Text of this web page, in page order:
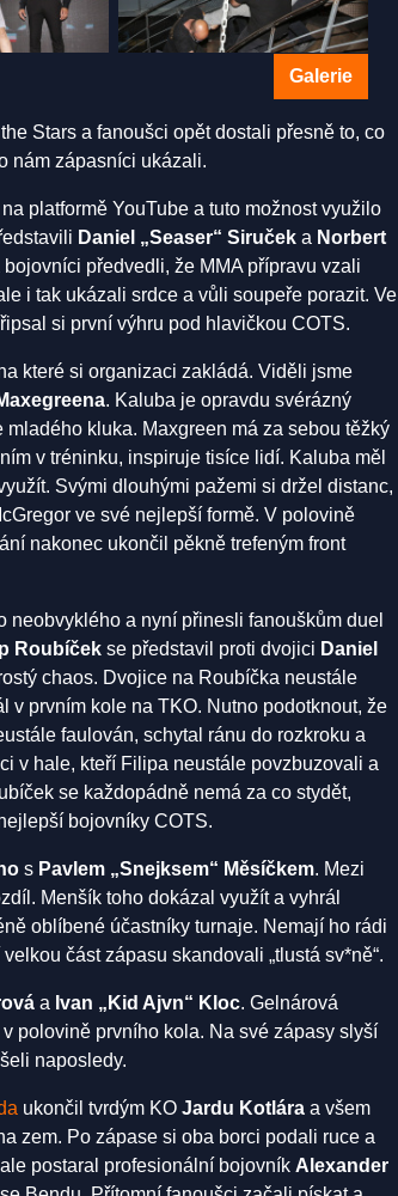
Galerie
Stars a fanoušci opět dostali přesně to, co
nám zápasníci ukázali.
platformě YouTube a tuto možnost využilo
Daniel „Seaser“ Siruček a Norbert
předvedli, že MMA přípravu vzali
i tak ukázali srdce a vůli soupeře porazit. Ve
si první výhru pod hlavičkou COTS.
které si organizaci zakládá. Viděli jsme
. Kaluba je opravdu svérázný
kluka. Maxgreen má za sebou těžký
v tréninku, inspiruje tisíce lidí. Kaluba měl
Svými dlouhými pažemi si držel distanc,
ve své nejlepší formě. V polovině
nakonec ukončil pěkně trefeným front
neobvyklého a nyní přinesli fanouškům duel
Roubíček se představil proti dvojici Daniel
chaos. Dvojice na Roubíčka neustále
v prvním kole na TKO. Nutno podotknout, že
faulován, schytal ránu do rozkroku a
v hale, kteří Filipa neustále povzbuzovali a
se každopádně nemá za co stydět,
bojovníky COTS.
s Pavlem „Snejksem“ Měsíčkem. Mezi
Menšík toho dokázal využít a vyhrál
oblíbené účastníky turnaje. Nemají ho rádi
část zápasu skandovali „tlustá sv*ně“.
a Ivan „Kid Ajvn“ Kloc. Gelnárová
polovině prvního kola. Na své zápasy slyší
naposledy.
ukončil tvrdým KO Jardu Kotlára a všem
zem. Po zápase si oba borci podali ruce a
postaral profesionální bojovník Alexander